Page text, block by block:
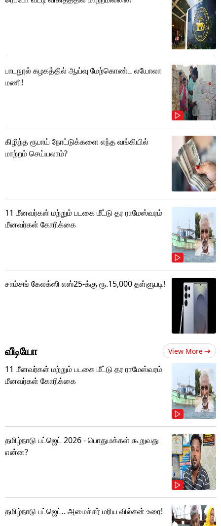
பாடநூல் கழகத்தில் ஆய்வு மேற்கொண்ட லயோலா
மணி!
கிழிந்த ரூபாய் நோட்டுக்களை எந்த வங்கியில்
மாற்றம் செய்யலாம்?
11 மீனவர்கள் மற்றும் படகை மீட்டு தர ராமேஸ்வரம்
மீனவர்கள் கோரிக்கை
சாம்சங் கேலக்ஸி எஸ்25-க்கு ரூ.15,000 தள்ளுபடி!
வீடியோ View More
11 மீனவர்கள் மற்றும் படகை மீட்டு தர ராமேஸ்வரம்
மீனவர்கள் கோரிக்கை
தமிழ்நாடு பட்ஜெட் 2026 - பொதுமக்கள் கூறுவது
என்ன?
தமிழ்நாடு பட்ஜெட்.. அமைச்சர் மரிய வில்சன் உரை!